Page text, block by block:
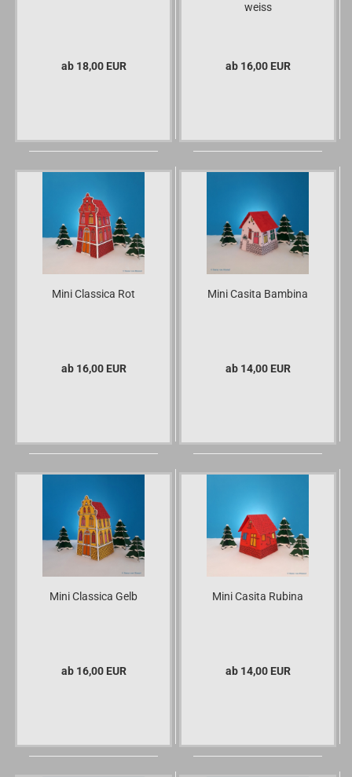
ab 18,00 EUR
weiss
ab 16,00 EUR
Mini Classica Rot
ab 16,00 EUR
Mini Casita Bambina
ab 14,00 EUR
Mini Classica Gelb
ab 16,00 EUR
Mini Casita Rubina
ab 14,00 EUR